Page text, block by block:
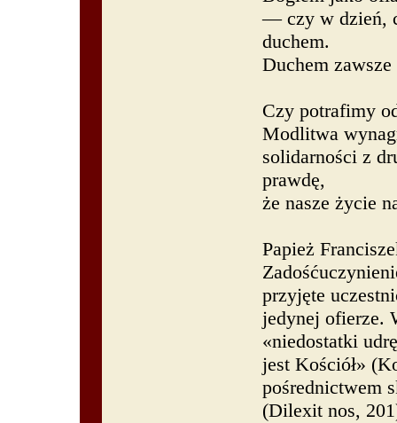
— czy w dzień,
duchem.
Duchem
Czy potrafimy
Modlitwa
solidarności z
prawdę,
że nasze życie
Papież
przyjęte
jedynej ofierze.
«niedostatki
jest Kościół»
pośrednictwem
(Dilexit nos,